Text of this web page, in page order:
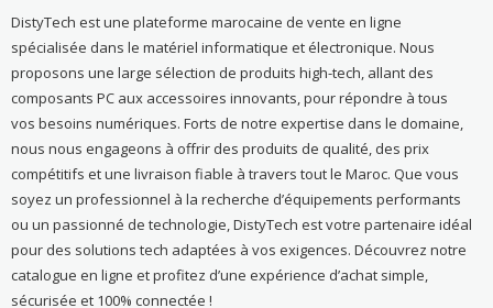
DistyTech est une plateforme marocaine de vente en ligne
spécialisée dans le matériel informatique et électronique. Nous
proposons une large sélection de produits high-tech, allant des
composants PC aux accessoires innovants, pour répondre à tous
vos besoins numériques. Forts de notre expertise dans le domaine,
nous nous engageons à offrir des produits de qualité, des prix
compétitifs et une livraison fiable à travers tout le Maroc. Que vous
soyez un professionnel à la recherche d’équipements performants
ou un passionné de technologie, DistyTech est votre partenaire idéal
pour des solutions tech adaptées à vos exigences. Découvrez notre
catalogue en ligne et profitez d’une expérience d’achat simple,
sécurisée et 100% connectée !